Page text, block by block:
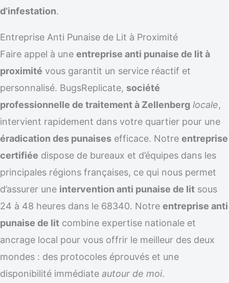
d’infestation.
Entreprise Anti Punaise de Lit à Proximité
Faire appel à une entreprise anti punaise de lit à
proximité vous garantit un service réactif et
personnalisé. BugsReplicate, société
professionnelle de traitement à Zellenberg locale,
intervient rapidement dans votre quartier pour une
éradication des punaises efficace. Notre entreprise
certifiée dispose de bureaux et d’équipes dans les
principales régions françaises, ce qui nous permet
d’assurer une intervention anti punaise de lit sous
24 à 48 heures dans le 68340. Notre entreprise anti
punaise de lit combine expertise nationale et
ancrage local pour vous offrir le meilleur des deux
mondes : des protocoles éprouvés et une
disponibilité immédiate autour de moi.